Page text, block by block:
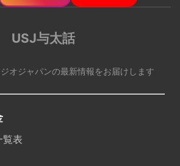
USJ与太話
オジャパンの最新情報をお届けします
覧表